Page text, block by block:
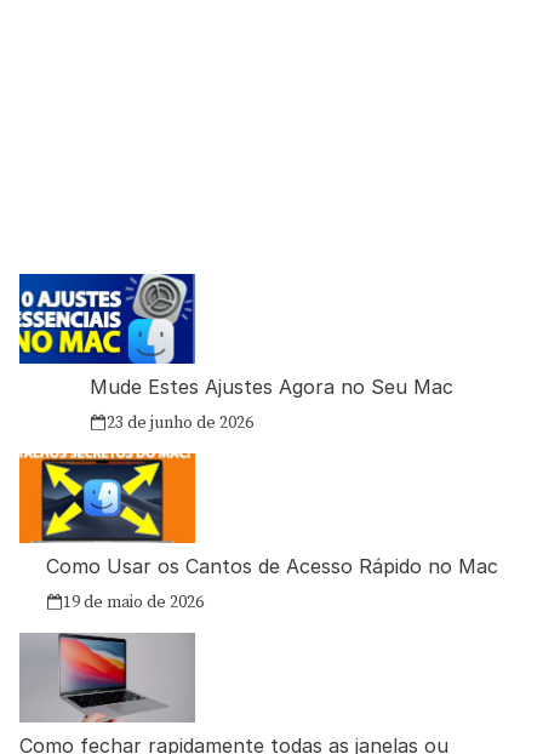
Mude Estes Ajustes Agora no Seu Mac
23 de junho de 2026
Como Usar os Cantos de Acesso Rápido no Mac
19 de maio de 2026
Como fechar rapidamente todas as janelas ou